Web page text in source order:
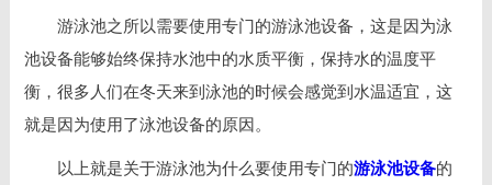
游泳池之所以需要使用专门的游泳池设备，这是因为泳
池设备能够始终保持水池中的水质平衡，保持水的温度平
衡，很多人们在冬天来到泳池的时候会感觉到水温适宜，这
就是因为使用了泳池设备的原因。
以上就是关于游泳池为什么要使用专门的游泳池设备的